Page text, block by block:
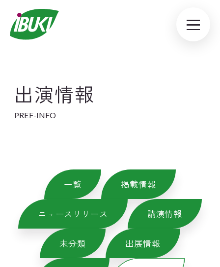
出演情報
PREF-INFO
一覧 掲載情報
ニュースリリース 講演情報
未分類 出展情報